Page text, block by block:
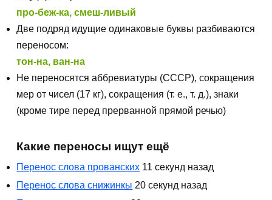
про-беж-ка, смеш-ливый
Две подряд идущие одинаковые буквы разбиваются
переносом:
тон-на, ван-на
Не переносятся аббревиатуры (СССР), сокращения
мер от чисел (17 кг), сокращения (т. е., т. д.), знаки
(кроме тире перед прерванной прямой речью)
Какие переносы ищут ещё
Перенос слова прованских 11 секунд назад
Перенос слова снижинкы 20 секунд назад